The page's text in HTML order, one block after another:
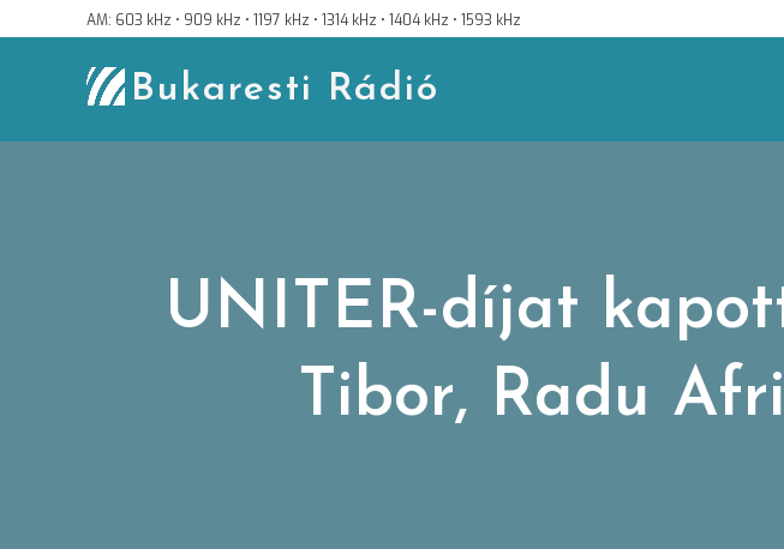
to
AM: 603 kHz • 909 kHz • 1197 kHz • 1314 kHz • 1404 kHz • 1593 kHz
Bukaresti Rádió
UNITER-díjat
Tibor, Radu